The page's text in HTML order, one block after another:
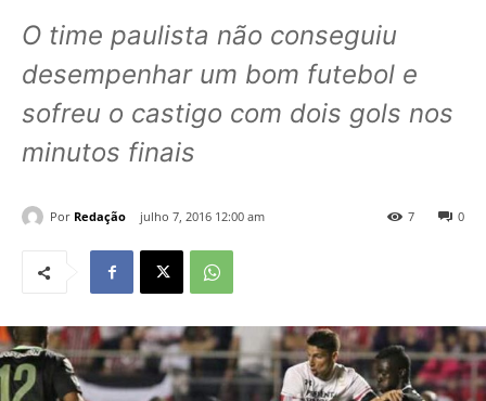
O time paulista não conseguiu
desempenhar um bom futebol e
sofreu o castigo com dois gols nos
minutos finais
Por Redação julho 7, 2016 12:00 am 0
7